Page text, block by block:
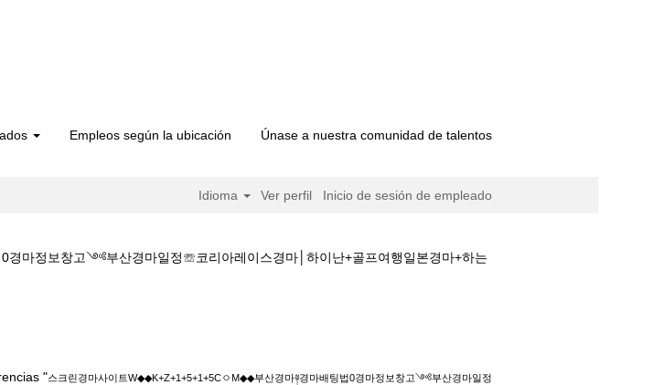
Empleos según la ubicación Únase a nuestra comunidad de talentos
Idioma Ver perfil Inicio de sesión de empleado
마정보창고༺부산경마일정☏코리아레이스경마│하이난+골프여행일본경마+하는
"스크린경마사이트W◆◆K+Z+1+5+1+5CㅇM◆◆부산경마༈경마배팅법0경마정보창고༺부산경마일정